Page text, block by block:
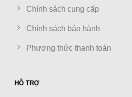
Chính sách cung cấp
Chính sách bảo hành
Phương thức thanh toán
HỖ TRỢ